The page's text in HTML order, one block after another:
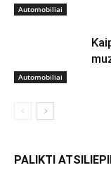
Automobiliai
Automobiliai
PALIKTI